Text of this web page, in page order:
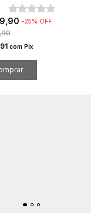
-25% OFF
com Pix